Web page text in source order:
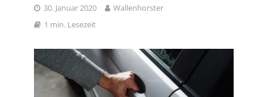
30. Januar 2020
Wallenhorster
1 min. Lesezeit